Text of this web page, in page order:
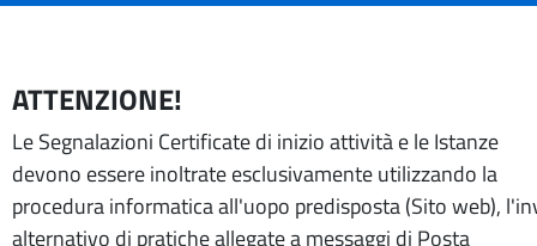
ATTENZIONE!
Le Segnalazioni Certificate di inizio attività e le Istanze
devono essere inoltrate esclusivamente utilizzando la
procedura informatica all'uopo predisposta (Sito web),
alternativo di pratiche allegate a messaggi di Posta